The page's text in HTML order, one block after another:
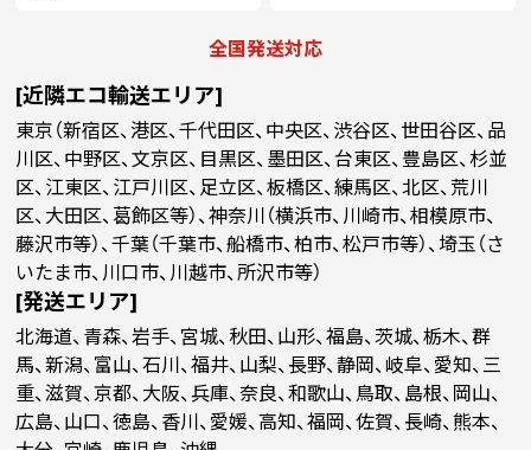
全国発送対応
[近隣エコ輸送エリア]
東京（新宿区、港区、千代田区、中央区、渋谷区、世田谷区、品
川区、中野区、文京区、目黒区、墨田区、台東区、豊島区、杉並
区、江東区、江戸川区、足立区、板橋区、練馬区、北区、荒川
区、大田区、葛飾区等）、神奈川（横浜市、川崎市、相模原市、
藤沢市等）、千葉（千葉市、船橋市、柏市、松戸市等）、埼玉（さ
いたま市、川口市、川越市、所沢市等）
[発送エリア]
北海道、青森、岩手、宮城、秋田、山形、福島、茨城、栃木、群
馬、新潟、富山、石川、福井、山梨、長野、静岡、岐阜、愛知、三
重、滋賀、京都、大阪、兵庫、奈良、和歌山、鳥取、島根、岡山、
広島、山口、徳島、香川、愛媛、高知、福岡、佐賀、長崎、熊本、